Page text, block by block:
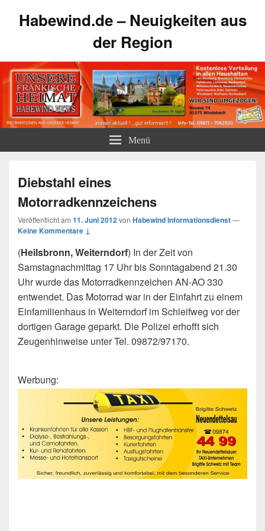
Habewind.de – Neuigkeiten aus
der Region
Menü
Diebstahl eines
Motorradkennzeichens
Veröffentlicht am 11. Juni 2012von Habewind Informationsdienst—
Keine Kommentare ↓
(Heilsbronn, Weiterndorf) In der Zeit von
Samstagnachmittag 17 Uhr bis Sonntagabend 21.30
Uhr wurde das Motorradkennzeichen AN-AO 330
entwendet. Das Motorrad war in der Einfahrt zu einem
Einfamilienhaus in Weiterndorf im Schleifweg vor der
dortigen Garage geparkt. Die Polizei erhofft sich
Zeugenhinweise unter Tel. 09872/97170.
Werbung: